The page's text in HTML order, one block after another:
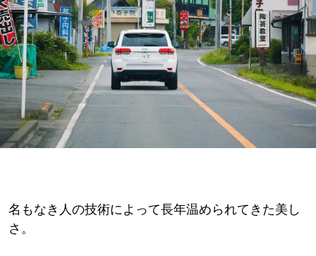
名もなき人の技術によって長年温められてきた美し
さ。